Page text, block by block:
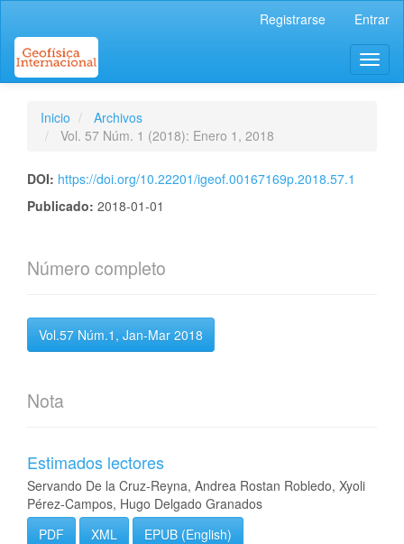
Contenido
principal
Barra
Registrarse Entrar
Inicio
Archivos
Vol. 57 Núm. 1 (2018): Enero 1, 2018
DOI: https://doi.org/10.22201/igeof.00167169p.2018.57.1
Publicado: 2018-01-01
Número completo
Vol.57 Núm.1, Jan-Mar 2018
Nota
Estimados lectores
Servando De la Cruz-Reyna, Andrea Rostan Robledo, Xyoli
Pérez-Campos, Hugo Delgado Granados
PDF
XML EPUB (English)